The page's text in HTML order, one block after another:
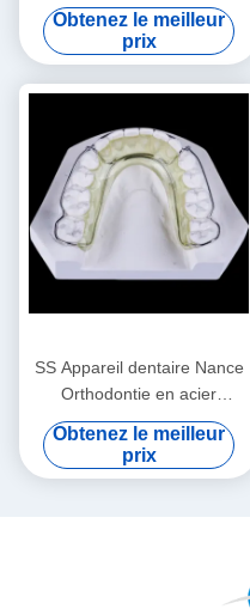
Obtenez le meilleur
prix
SS Appareil dentaire Nance
Orthodontie en acier
inoxydable Appareil dentaire
Nance
Obtenez le meilleur
prix